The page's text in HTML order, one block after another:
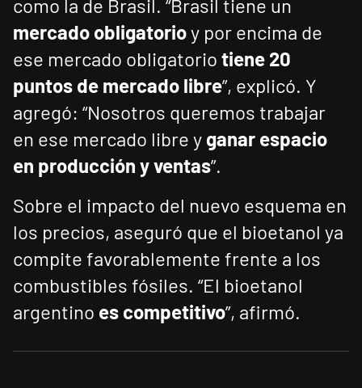
como la de Brasil. “Brasil tiene un
mercado obligatorioy por encima de
ese mercado obligatorio tiene 20
puntos de mercado libre”, explicó. Y
agregó: “Nosotros queremos trabajar
en ese mercado libre y ganar espacio
en producción y ventas”.
Sobre el impacto del nuevo esquema en
los precios, aseguró que el bioetanol ya
compite favorablemente frente a los
combustibles fósiles. “El bioetanol
argentino es competitivo”, afirmó.